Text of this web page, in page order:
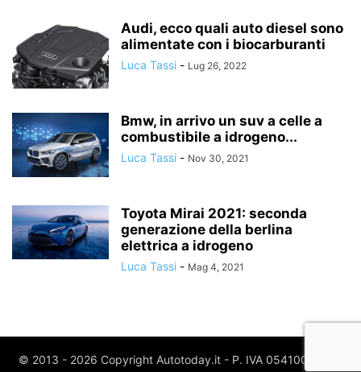
Audi, ecco quali auto diesel sono
alimentate con i biocarburanti
Luca Tassi - Lug 26, 2022
Bmw, in arrivo un suv a celle a
combustibile a idrogeno...
Luca Tassi - Nov 30, 2021
Toyota Mirai 2021: seconda
generazione della berlina
elettrica a idrogeno
Luca Tassi - Mag 4, 2021
© 2013 - 2026 Copyright Autotoday.it - P. IVA 05410020969